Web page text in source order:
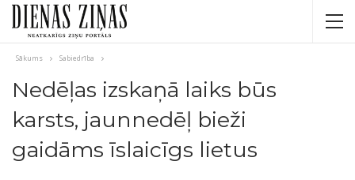
Sākums Sabiedrība
Nedēļas izskaņā laiks būs
karsts, jaunnedēļ bieži
gaidāms īslaicīgs lietus